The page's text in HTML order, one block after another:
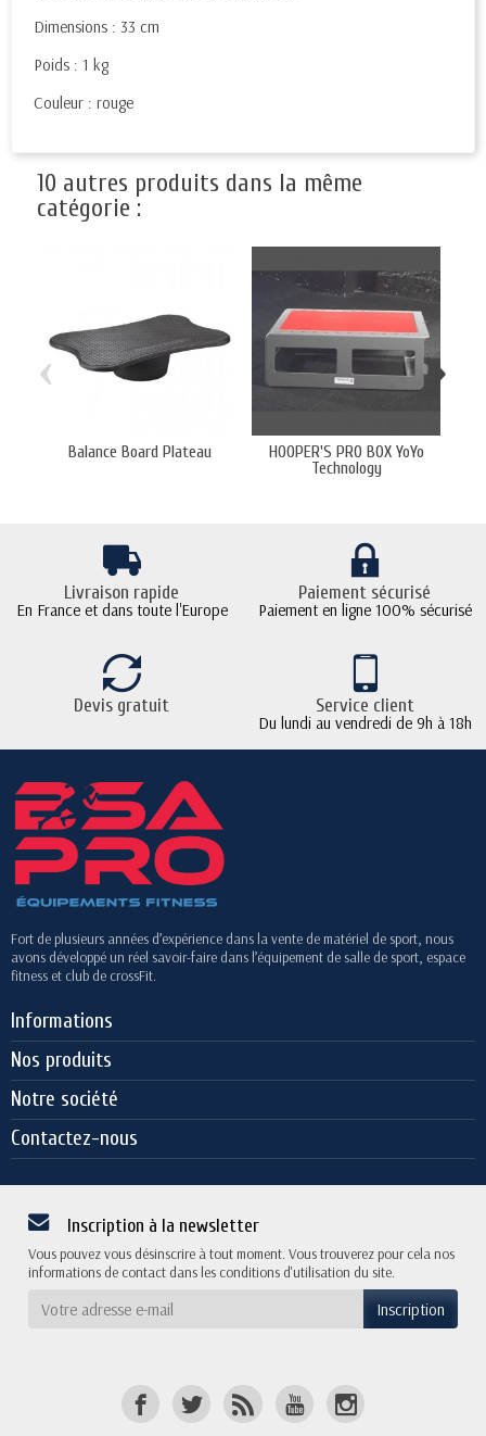
Dimensions : 33 cm
Poids : 1 kg
Couleur : rouge
10 autres produits dans la même
catégorie :
Balance Board Plateau
HOOPER'S PRO BOX YoYo
Technology
‹ ›
Livraison rapide
En France et dans toute l'Europe
Paiement sécurisé
Paiement en ligne 100% sécurisé
Devis gratuit Service client
Du lundi au vendredi de 9h à 18h
Fort de plusieurs années d’expérience dans la vente de matériel de sport, nous
avons développé un réel savoir-faire dans l’équipement de salle de sport, espace
fitness et club de crossFit.
Informations
Nos produits
Notre société
Contactez-nous
Inscription à la newsletter
Vous pouvez vous désinscrire à tout moment. Vous trouverez pour cela nos
informations de contact dans les conditions d'utilisation du site.